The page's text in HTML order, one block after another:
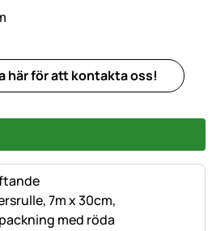
här för att kontakta oss!